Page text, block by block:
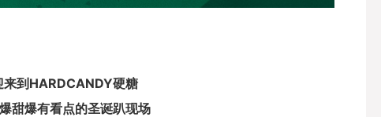
来到HARDCANDY硬糖
甜爆有看点的圣诞趴现场